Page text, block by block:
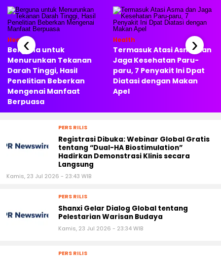
Health
Berguna untuk
Menurunkan Tekanan
Darah Tinggi, Hasil
Penelitian Beberkan
Mengenai Manfaat
Berpuasa
Health
Termasuk Atasi Asma dan
Jaga Kesehatan Paru-
paru, 7 Penyakit Ini Dpat
Diatasi dengan Makan
Apel
‹ ›
PERS RILIS
Registrasi Dibuka: Webinar Global Gratis
tentang “Dual-HA Biostimulation”
Hadirkan Demonstrasi Klinis secara
Langsung
Kamis, 23 Jul 2026 - 23:43 WIB
PERS RILIS
Shanxi Gelar Dialog Global tentang
Pelestarian Warisan Budaya
Kamis, 23 Jul 2026 - 23:34 WIB
PERS RILIS